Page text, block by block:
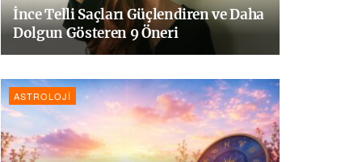
İnce Telli Saçları Güçlendiren ve Daha
Dolgun Gösteren 9 Öneri
ASTROLOJI